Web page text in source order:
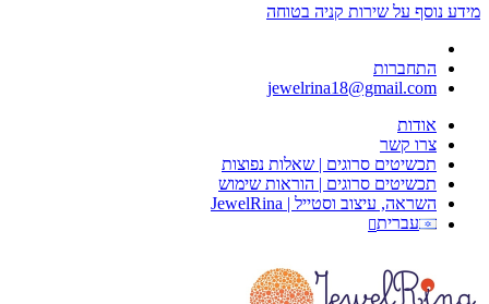
מידע נוסף על שירות קניה בטוחה
התחברות
jewelrina18@gmail.com
אודות
צרו קשר
תכשיטים סרוגים | שאלות נפוצות
תכשיטים סרוגים | הוראות שימוש
השראה, עיצוב וסטייל | JewelRina
עברית